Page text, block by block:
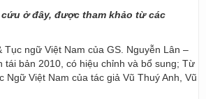
ở đây, được tham khảo từ các
ngữ Việt Nam của GS. Nguyễn Lân –
tái bản 2010, có hiệu chỉnh và bổ sung; Từ
Ngữ Việt Nam của tác giả Vũ Thuý Anh, Vũ